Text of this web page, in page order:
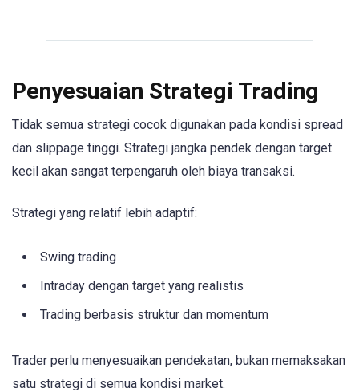
Penyesuaian Strategi Trading
Tidak semua strategi cocok digunakan pada kondisi spread
dan slippage tinggi. Strategi jangka pendek dengan target
kecil akan sangat terpengaruh oleh biaya transaksi.
Strategi yang relatif lebih adaptif:
Swing trading
Intraday dengan target yang realistis
Trading berbasis struktur dan momentum
Trader perlu menyesuaikan pendekatan, bukan memaksakan
satu strategi di semua kondisi market.